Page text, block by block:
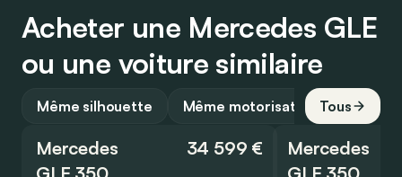
Acheter une Mercedes GLE
ou une voiture similaire
Même silhouette Même motorisation Tous
Mercedes
34 599 €
Mercedes